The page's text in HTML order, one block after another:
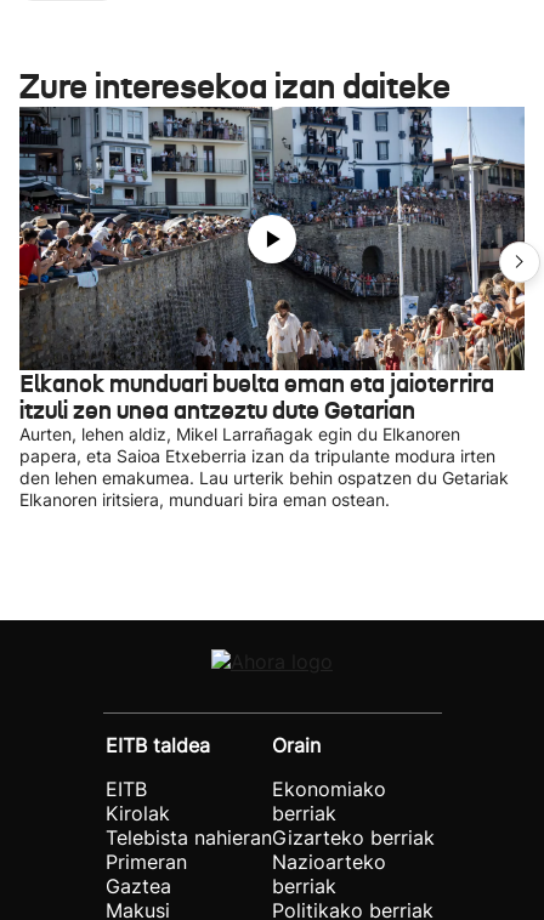
Zure interesekoa izan daiteke
Elkanok munduari buelta eman eta jaioterrira
itzuli zen unea antzeztu dute Getarian
Aurten, lehen aldiz, Mikel Larrañagak egin du Elkanoren
papera, eta Saioa Etxeberria izan da tripulante modura irten
den lehen emakumea. Lau urterik behin ospatzen du Getariak
Elkanoren iritsiera, munduari bira eman ostean.
EITB taldea
EITB
Kirolak
Telebista nahieran
Primeran
Gaztea
Makusi
Orain
Ekonomiako
berriak
Gizarteko berriak
Nazioarteko
berriak
Politikako berriak